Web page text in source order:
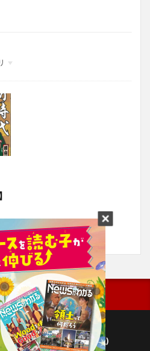
ーポリシー(毎日新聞出版)